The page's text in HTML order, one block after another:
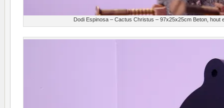
Dodi Espinosa – Cactus Christus – 97x25x25cm Beton, hout